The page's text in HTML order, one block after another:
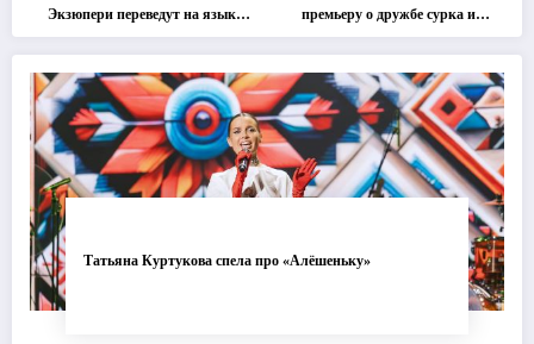
Экзюпери переведут на язык
современной хореографии
премьеру о дружбе сурка и
одуванчика
Татьяна Куртукова спела про «Алёшеньку»